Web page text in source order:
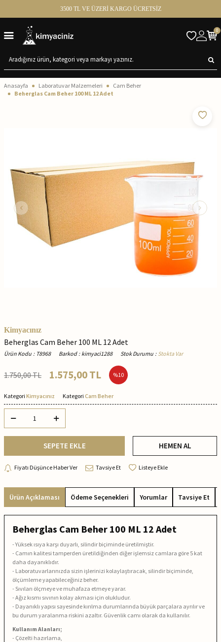
3500 TL VE ÜZERİ KARGO ÜCRETSİZ
0
Anasayfa Laboratuvar Malzemeleri
Cam Beher
Beherglas Cam Beher 100 ML 12 Adet
Kimyacınız
Beherglas Cam Beher 100 ML 12 Adet
Ürün Kodu : T8968 Barkod : kimyaci1288 Stok Durumu : Stokta Var
1.750,00TL 1.575,00TL %10
Kategori Kimyacınız Kategori Cam Beher
SEPETE EKLE HEMEN AL
Fiyatı Düşünce Haber Ver Tavsiye Et Listeye Ekle
Ürün Açıklaması Ödeme Seçenekleri Yorumlar Tavsiye Et
Beherglas Cam Beher 100 ML 12 Adet
- Yüksek ısıya karşı duyarlı, silindir biçiminde üretilmiştir.
- Camın kalitesi tamperden üretildiğinden diğer işlemsiz camlara göre 5 kat
daha dayanıklıdır.
- Laboratuvarlarınızda sizin işlerinizi kolaylaştıracak, silindir biçiminde,
ölçümleme yapabileceğiniz beher.
- Sıvıları ölçmeye ve muhafaza etmeye yarar.
- Ağız kısmı sıvının kolay akması için olukludur.
- Dayanıklı yapısı sayesinde kırılma durumlarında büyük parçalara ayrılır ve
bu durum yaralanma riskini azaltır. Güvenlik camı olarak da kullanılır.
Kullanım Alanları;
- Çözelti hazırlama,